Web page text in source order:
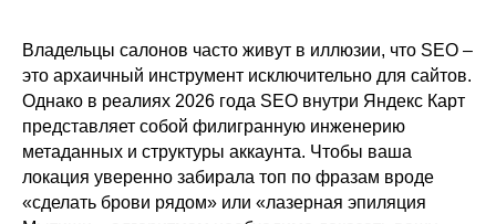
Владельцы салонов часто живут в иллюзии, что SEO –
это архаичный инструмент исключительно для сайтов.
Однако в реалиях 2026 года SEO внутри Яндекс Карт
представляет собой филигранную инженерию
метаданных и структуры аккаунта. Чтобы ваша
локация уверенно забирала топ по фразам вроде
«сделать брови рядом» или «лазерная эпиляция